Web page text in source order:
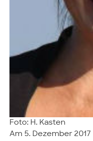
Foto: H. Kasten
Am 5. Dezember